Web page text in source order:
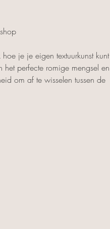
je je eigen textuurkunst kunt
perfecte romige mengsel en
om af te wisselen tussen de